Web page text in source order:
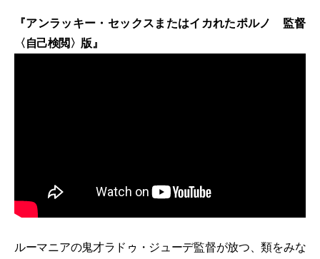
『アンラッキー・セックスまたはイカれたポルノ 監督
〈自己検閲〉版』
ルーマニアの鬼才ラドゥ・ジューデ監督が放つ、類をみな